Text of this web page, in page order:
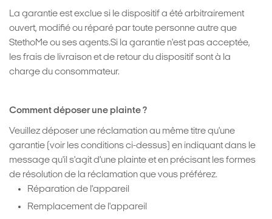
La garantie est exclue si le dispositif a été arbitrairement
ouvert, modifié ou réparé par toute personne autre que
StethoMe ou ses agents.Si la garantie n'est pas acceptée,
les frais de livraison et de retour du dispositif sont à la
charge du consommateur.
Comment déposer une plainte ?
Veuillez déposer une réclamation au même titre qu'une
garantie (voir les conditions ci-dessus) en indiquant dans le
message qu'il s'agit d'une plainte et en précisant les formes
de résolution de la réclamation que vous préférez.
Réparation de l'appareil
Remplacement de l'appareil